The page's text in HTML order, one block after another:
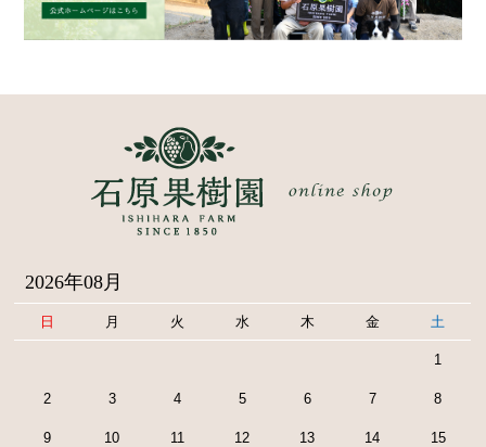
2026年08月
日 月 火 水 木 金 土
1
2 3 4 5 6 7 8
9 10 11 12 13 14 15